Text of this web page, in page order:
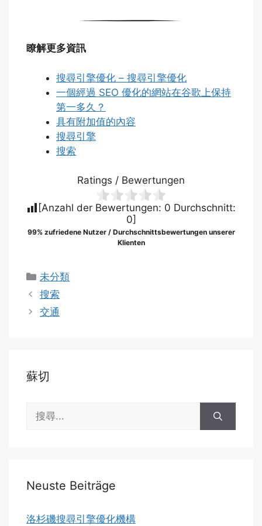
瞭解更多資訊
搜尋引擎優化 – 搜尋引擎優化
一個經過 SEO 優化的網站在谷歌上保持
第一多久？
具有附加值的內容
搜尋引擎
搜索
Ratings / Bewertungen
[Anzahl der Bewertungen: 0 Durchschnitt:
0]
99% zufriedene Nutzer / Durchschnittsbewertungen unserer
Klienten
分
類
未分類
搜索
交通
蘇切
尋:
Neuste Beiträge
洛杉磯搜尋引擎優化機構